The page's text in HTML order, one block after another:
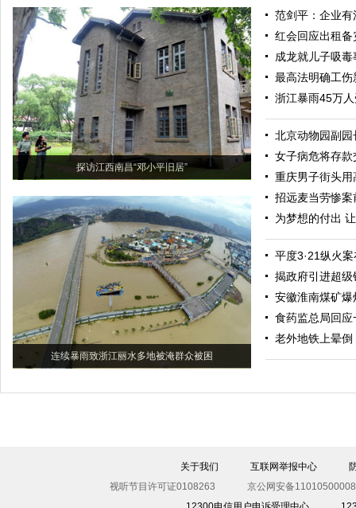
探访江西南昌“邓小平旧居”
连续暴雨致浙江丽水多地被淹群众被困
范剑平：企业
红会回应出租
成龙就儿子吸
最高法明确工
浙江暴雨45万
北京动物园副
女子病危将存
重庆男子街头
招远麦当劳惨
为梦想的付出
平度3·21纵火
揭政府引进超
安徽淮南煤矿
食药监总局回
老外地铁上晕
关于我们 互联网举报中心
视听节目许可证0108263
京公网安备